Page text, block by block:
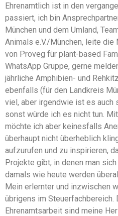
Ehrenamtlich ist in den
passiert, ich bin
München und dem Umland,
Animals e.V./München, leite die
von Proveg für plant-based
WhatsApp Gruppe, gerne
jährliche Amphibien- und
ebenfalls (für den Landkreis
viel, aber irgendwie ist es auch
sonst würde ich es nicht tun.
möchte ich aber keinesfalls
überhaupt nicht überheblich
aufzurufen und zu inspirieren,
Projekte gibt, in denen man
damals wie heute werden
Mein erlernter und inzwischen
übrigens im Steuerfachbereich.
Ehrenamtsarbeit sind meine